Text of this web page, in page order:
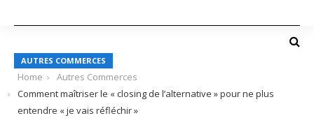
AUTRES COMMERCES
Home
Autres Commerces
Comment maîtriser le « closing de l’alternative » pour ne plus
entendre « je vais réfléchir »